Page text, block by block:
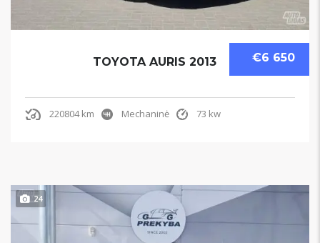
€6 650
TOYOTA AURIS 2013
220804 km Mechaninė 73 kw
24